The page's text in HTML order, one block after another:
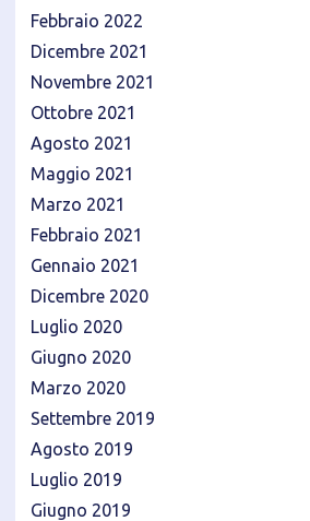
Febbraio 2022
Dicembre 2021
Novembre 2021
Ottobre 2021
Agosto 2021
Maggio 2021
Marzo 2021
Febbraio 2021
Gennaio 2021
Dicembre 2020
Luglio 2020
Giugno 2020
Marzo 2020
Settembre 2019
Agosto 2019
Luglio 2019
Giugno 2019